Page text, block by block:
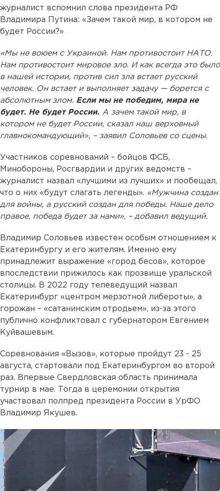
журналист вспомнил слова президента РФ
Владимира Путина: «Зачем такой мир, в котором не
будет России?»
«Мы не воюем с Украиной. Нам противостоит НАТО.
Нам противостоит мировое зло. И как всегда это было
в нашей истории, против сил зла встает русский
человек. Он встает и выполняет задачу — борется с
абсолютным злом. Если мы не победим, мира не
будет. Не будет России. А зачем такой мир, в
котором не будет России, сказал наш верховный
главнокомандующий», – заявил Соловьев со сцены.
Участников соревнований – бойцов ФСБ,
Минобороны, Росгвардии и других ведомств –
журналист назвал «лучшими из лучших» и пообещал,
что о них «будут слагать легенды». «Мужчина создан
для войны, а русский создан для победы. Наше дело
правое, победа будет за нами», – добавил ведущий.
Владимир Соловьев известен особым отношением к
Екатеринбургу и его жителям. Именно ему
принадлежит выражение «город бесов», которое
впоследствии прижилось как прозвище уральской
столицы. В 2022 году телеведущий назвал
Екатеринбург «центром мерзотной либероты», а
горожан – «сатанинским отродьем», из-за этого
публично конфликтовал с губернатором Евгением
Куйвашевым.
Соревнования «Вызов», которые пройдут 23 - 25
августа, стартовали под Екатеринбургом во второй
раз. Впервые Свердловская область принимала
турнир в мае. Тогда в церемонии открытия
участвовал полпред президента России в УрФО
Владимир Якушев.